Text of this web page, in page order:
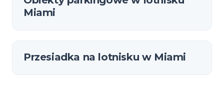
Miami
Przesiadka na lotnisku w Miami